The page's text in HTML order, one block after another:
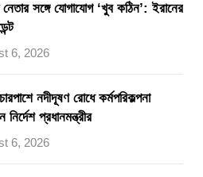
নেতার সঙ্গে যোগাযোগ ‘খুব কঠিন’: ইরানের
6, 2026
নদীদূষণ রোধে কর্মপরিকল্পনা
নির্দেশ প্রধানমন্ত্রীর
6, 2026